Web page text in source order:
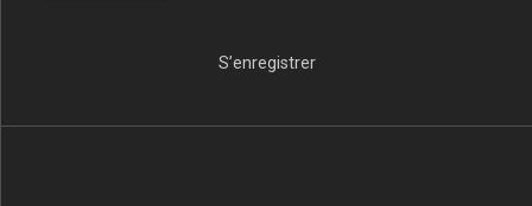
S’enregistrer